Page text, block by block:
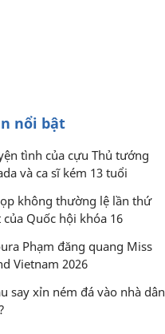
nổi bật
tình của cựu Thủ tướng
và ca sĩ kém 13 tuổi
không thường lệ lần thứ
của Quốc hội khóa 16
Phạm đăng quang Miss
Vietnam 2026
say xỉn ném đá vào nhà dân